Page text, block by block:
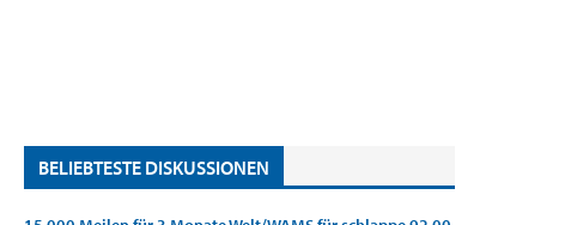
BELIEBTESTE DISKUSSIONEN